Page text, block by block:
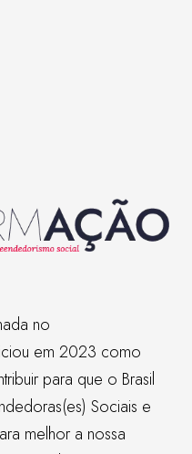
no
em 2023 como
para que o Brasil
Sociais e
melhor a nossa